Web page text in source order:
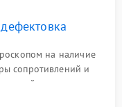
на наличие
сопротивлений и
цепей питания,
и видеочипа.